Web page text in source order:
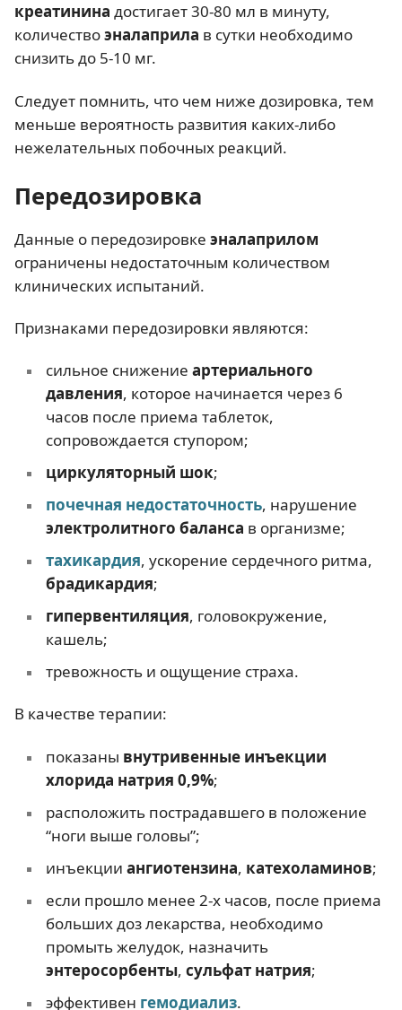
креатинина достигает 30-80 мл в минуту,
количествоэналаприла в сутки необходимо
снизить до 5-10 мг.
Следует помнить, что чем ниже дозировка, тем
меньше вероятность развития каких-либо
нежелательных побочных реакций.
Передозировка
Данные о передозировке эналаприлом
ограничены недостаточным количеством
клинических испытаний.
Признаками передозировки являются:
сильное снижение артериального
давления, которое начинается через 6
часов после приема таблеток,
сопровождается ступором;
циркуляторный шок;
почечная недостаточность, нарушение
электролитного баланса в организме;
тахикардия, ускорение сердечного ритма,
брадикардия;
гипервентиляция, головокружение,
кашель;
тревожность и ощущение страха.
В качестве терапии:
показаны внутривенные инъекции
хлорида натрия 0,9%;
расположить пострадавшего в положение
“ноги выше головы”;
инъекции ангиотензина, катехоламинов;
если прошло менее 2-х часов, после приема
больших доз лекарства, необходимо
промыть желудок, назначить
энтеросорбенты, сульфат натрия;
эффективен гемодиализ.